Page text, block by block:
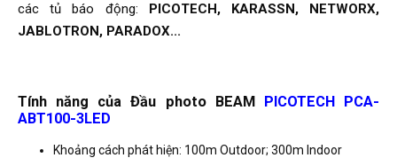
các tủ báo động: PICOTECH, KARASSN, NETWORX,
JABLOTRON, PARADOX...
Tính năng của Đầu photo BEAM PICOTECH PCA-
ABT100-3LED
Khoảng cách phát hiện: 100m Outdoor; 300m Indoor